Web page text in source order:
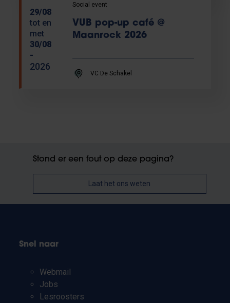
29/08
tot en
met
30/08
-
2026
Social event
VUB pop-up café @
Maanrock 2026
VC De Schakel
Stond er een fout op deze pagina?
Laat het ons weten
Snel naar
Webmail
Jobs
Lesroosters